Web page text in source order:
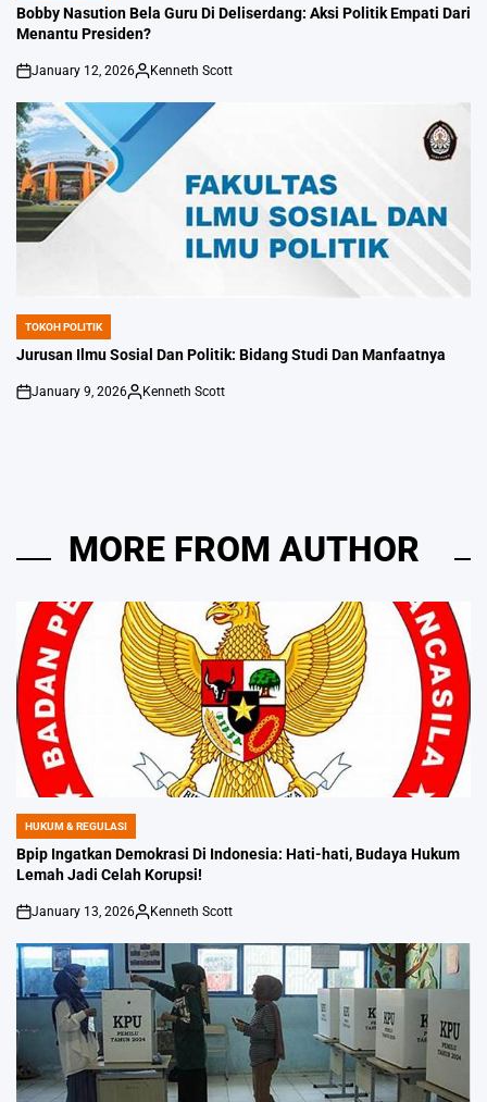
IN
Bobby Nasution Bela Guru Di Deliserdang: Aksi Politik Empati Dari
Menantu Presiden?
on
January 12, 2026
Posted
Kenneth Scott
POSTED
IN
TOKOH POLITIK
Jurusan Ilmu Sosial Dan Politik: Bidang Studi Dan Manfaatnya
on
January 9, 2026
Posted
Kenneth Scott
MORE FROM AUTHOR
POSTED
IN
HUKUM & REGULASI
Bpip Ingatkan Demokrasi Di Indonesia: Hati-hati, Budaya Hukum
Lemah Jadi Celah Korupsi!
on
January 13, 2026
Posted
Kenneth Scott